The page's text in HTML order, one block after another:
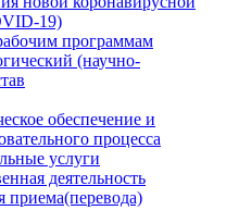
19)
программам
(научно-
обеспечение и
процесса
услуги
деятельность
приема(перевода)